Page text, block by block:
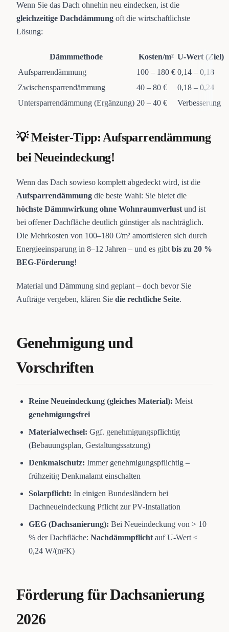
Wenn Sie das Dach ohnehin neu eindecken, ist die
gleichzeitige Dachdämmung oft die wirtschaftlichste
Lösung:
Dämmmethode Kosten/m² U-Wert (Ziel)
Aufsparrendämmung
100 – 180 € 0,14 – 0,18
Zwischensparrendämmung
40 – 80 € 0,18 – 0,24
Untersparrendämmung (Ergänzung) 20 – 40 € Verbesserung
💡 Meister-Tipp: Aufsparrendämmung
bei Neueindeckung!
Wenn das Dach sowieso komplett abgedeckt wird, ist die
Aufsparrendämmung die beste Wahl: Sie bietet die
höchste Dämmwirkung ohne Wohnraumverlust und ist
bei offener Dachfläche deutlich günstiger als nachträglich.
Die Mehrkosten von 100–180 €/m² amortisieren sich durch
Energieeinsparung in 8–12 Jahren – und es gibt bis zu 20 %
BEG-Förderung!
Material und Dämmung sind geplant – doch bevor Sie
Aufträge vergeben, klären Sie die rechtliche Seite.
Genehmigung und
Vorschriften
Reine Neueindeckung (gleiches Material): Meist
genehmigungsfrei
Materialwechsel: Ggf. genehmigungspflichtig
(Bebauungsplan, Gestaltungssatzung)
Denkmalschutz: Immer genehmigungspflichtig –
frühzeitig Denkmalamt einschalten
Solarpflicht: In einigen Bundesländern bei
Dachneueindeckung Pflicht zur PV-Installation
GEG (Dachsanierung): Bei Neueindeckung von > 10
% der Dachfläche: Nachdämmpflicht auf U-Wert ≤
0,24 W/(m²K)
Förderung für Dachsanierung
2026